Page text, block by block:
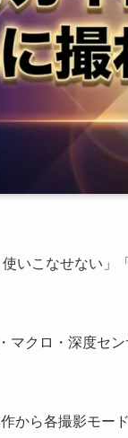
使いこなせない
マクロ・深度セ
から各撮影モー